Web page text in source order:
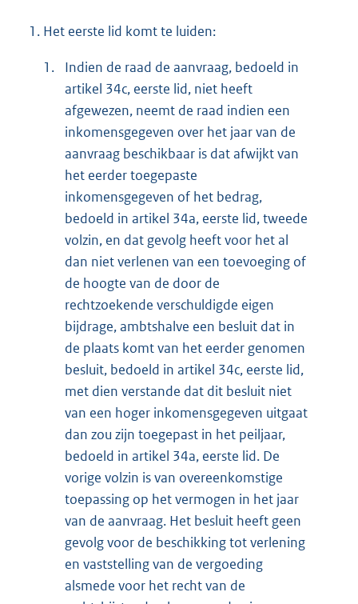
1. Het eerste lid komt te luiden:
1.
Indien de raad de aanvraag, bedoeld in
artikel 34c, eerste lid, niet heeft
afgewezen, neemt de raad indien een
inkomensgegeven over het jaar van de
aanvraag beschikbaar is dat afwijkt van
het eerder toegepaste
inkomensgegeven of het bedrag,
bedoeld in artikel 34a, eerste lid, tweede
volzin, en dat gevolg heeft voor het al
dan niet verlenen van een toevoeging of
de hoogte van de door de
rechtzoekende verschuldigde eigen
bijdrage, ambtshalve een besluit dat in
de plaats komt van het eerder genomen
besluit, bedoeld in artikel 34c, eerste lid,
met dien verstande dat dit besluit niet
van een hoger inkomensgegeven uitgaat
dan zou zijn toegepast in het peiljaar,
bedoeld in artikel 34a, eerste lid. De
vorige volzin is van overeenkomstige
toepassing op het vermogen in het jaar
van de aanvraag. Het besluit heeft geen
gevolg voor de beschikking tot verlening
en vaststelling van de vergoeding
alsmede voor het recht van de